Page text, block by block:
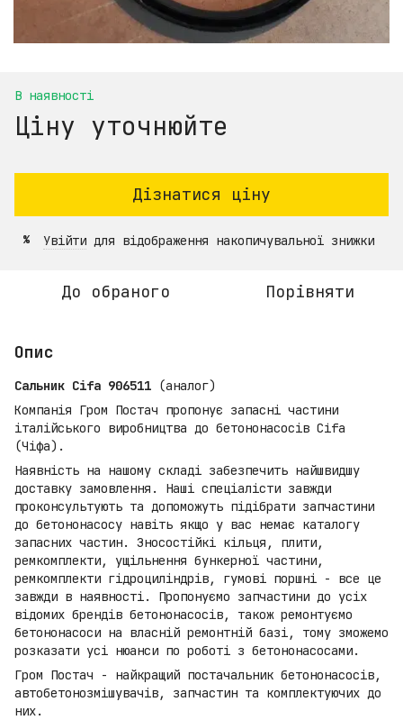
В наявності
Ціну уточнюйте
Дізнатися ціну
% Увійти для відображення накопичувальної знижки
До обраного Порівняти
Опис
Сальник Cifa 906511 (аналог)
Компанія Гром Постач пропонує запасні частини
італійського виробництва до бетононасосів Cifa
(Чіфа).
Наявність на нашому складі забезпечить найшвидшу
доставку замовлення. Наші спеціалісти завжди
проконсультують та допоможуть підібрати запчастини
до бетононасосу навіть якщо у вас немає каталогу
запасних частин. Зносостійкі кільця, плити,
ремкомплекти, ущільнення бункерної частини,
ремкомплекти гідроциліндрів, гумові поршні - все це
завжди в наявності. Пропонуємо запчастини до усіх
відомих брендів бетононасосів, також ремонтуємо
бетононасоси на власній ремонтній базі, тому зможемо
розказати усі нюанси по роботі з бетононасосами.
Гром Постач - найкращий постачальник бетононасосів,
автобетонозмішувачів, запчастин та комплектуючих до
них.